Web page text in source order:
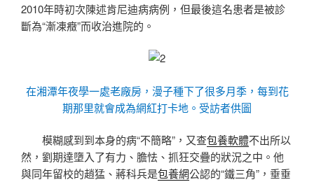
2010年時初次陳述肯尼迪病病例，但最後這名患者是被診
斷為“漸凍癥”而收治進院的。
在湘潭年夜學一處老廠房，漫子種下了很多月季，每到花
期那里就會成為網紅打卡地。受訪者供圖
模糊感到到本身的病“不簡略”，又查包養軟體不出所以
然，劉期達墮入了有力、膽怯、抓狂交疊的狀況之中。他
與同年留校的趙猛、蔣科兵是包養網公認的“鐵三角”，垂垂